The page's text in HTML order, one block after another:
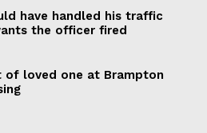
have handled his traffic
the officer fired
of loved one at Brampton